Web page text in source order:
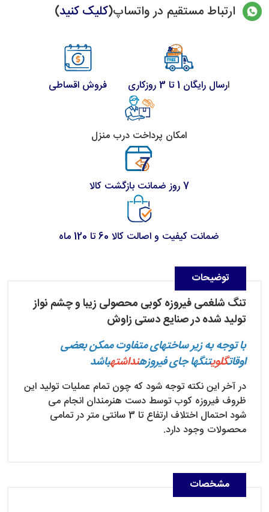
ارتباط مستقیم در واتساپ(کلیک کنید)
ارسال رایگان 1 تا 3 روزکاری فروش اقساطی
امکان پرداخت درب منزل
7 روز ضمانت بازگشت کالا
ضمانت کیفیت و اصالت کالا 60 تا 120 ماه
توضیحات
تنگ شلغمی فیروزه کوبی محصولی زیبا و چشم نواز
تولید شده در صنایع دستی زاوش
با توجه به زیر ساختهای متفاوت ممکن بعضی
اوقاتگلویتنگها جای فیروزهنداشتهباشد
در آخر این نکته توجه شود که چون تمام عملیات تولید این
ظروف فیروزه کوب توسط دست هنرمندان انجام می
شود احتمال اختلاف ارتفاع تا 3 سانتی متر در تمامی
محصولات وجود دارد.
مشخصات